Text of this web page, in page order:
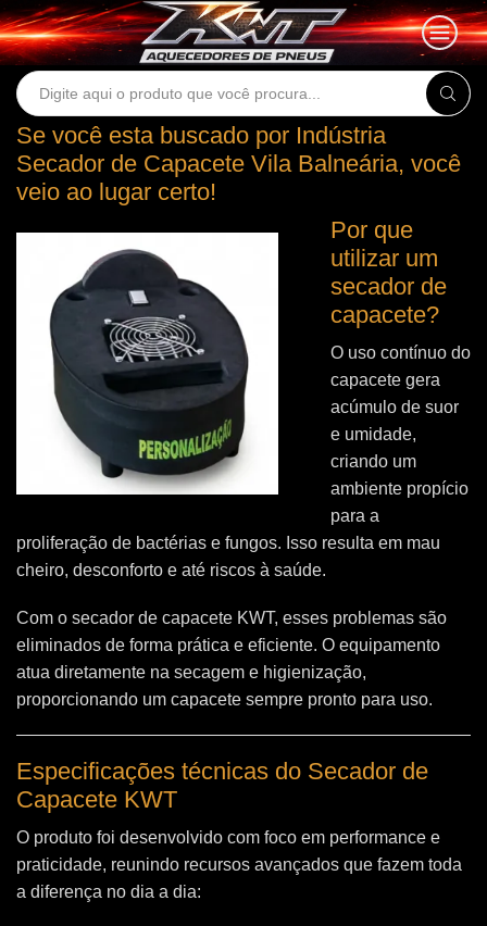
Search
Se você esta buscado por Indústria
Secador de Capacete Vila Balneária, você
veio ao lugar certo!
Por que
utilizar um
secador de
capacete?
O uso contínuo do
capacete gera
acúmulo de suor
e umidade,
criando um
ambiente propício
para a
proliferação de bactérias e fungos. Isso resulta em mau
cheiro, desconforto e até riscos à saúde.
Com o secador de capacete KWT, esses problemas são
eliminados de forma prática e eficiente. O equipamento
atua diretamente na secagem e higienização,
proporcionando um capacete sempre pronto para uso.
Especificações técnicas do Secador de
Capacete KWT
O produto foi desenvolvido com foco em performance e
praticidade, reunindo recursos avançados que fazem toda
a diferença no dia a dia: